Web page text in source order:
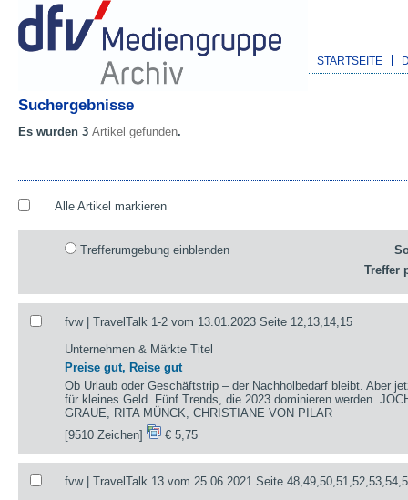
STARTSEITE
Suchergebnisse
Es wurden 3 Artikel gefunden.
Alle Artikel markieren
Trefferumgebung einblenden
Treffer
fvw | TravelTalk 1-2 vom 13.01.2023 Seite 12,13,14,15
Unternehmen & Märkte Titel
Preise gut, Reise gut
Ob Urlaub oder Geschäftstrip – der Nachholbedarf bleibt. Aber
für kleines Geld. Fünf Trends, die 2023 dominieren werden.
GRAUE, RITA MÜNCK, CHRISTIANE VON PILAR
[9510 Zeichen]
€ 5,75
fvw | TravelTalk 13 vom 25.06.2021 Seite